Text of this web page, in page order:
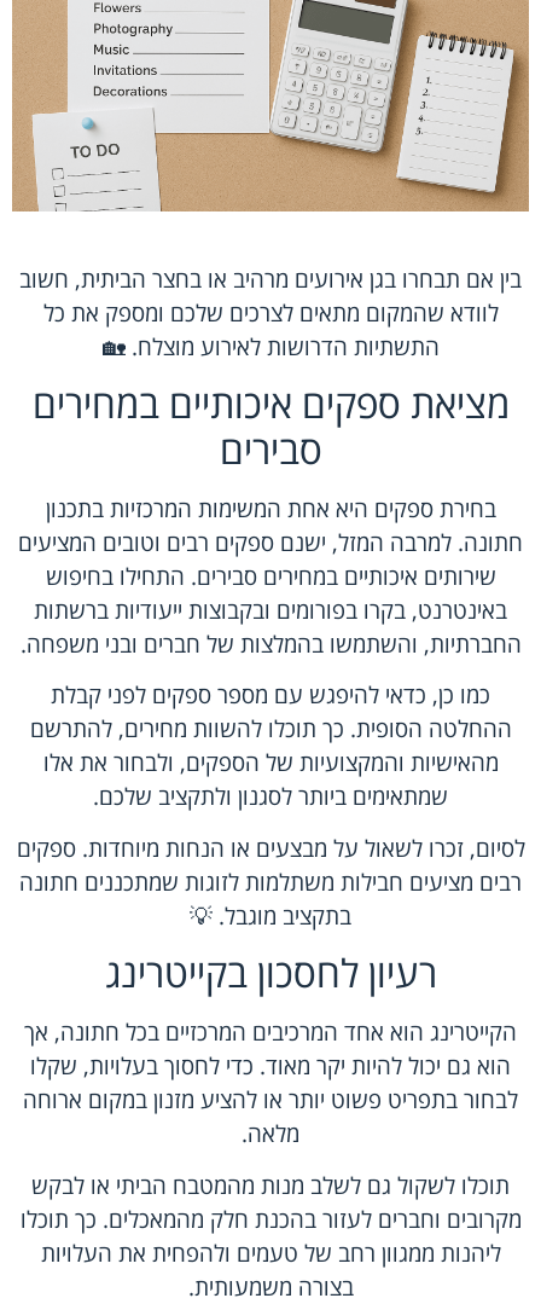
בין אם תבחרו בגן אירועים מרהיב או בחצר הביתית, חשוב
לוודא שהמקום מתאים לצרכים שלכם ומספק את כל
התשתיות הדרושות לאירוע מוצלח. 🏡
מציאת ספקים איכותיים במחירים
סבירים
בחירת ספקים היא אחת המשימות המרכזיות בתכנון
חתונה. למרבה המזל, ישנם ספקים רבים וטובים המציעים
שירותים איכותיים במחירים סבירים. התחילו בחיפוש
באינטרנט, בקרו בפורומים ובקבוצות ייעודיות ברשתות
החברתיות, והשתמשו בהמלצות של חברים ובני משפחה.
כמו כן, כדאי להיפגש עם מספר ספקים לפני קבלת
ההחלטה הסופית. כך תוכלו להשוות מחירים, להתרשם
מהאישיות והמקצועיות של הספקים, ולבחור את אלו
שמתאימים ביותר לסגנון ולתקציב שלכם.
לסיום, זכרו לשאול על מבצעים או הנחות מיוחדות. ספקים
רבים מציעים חבילות משתלמות לזוגות שמתכננים חתונה
בתקציב מוגבל. 💡
רעיון לחסכון בקייטרינג
הקייטרינג הוא אחד המרכיבים המרכזיים בכל חתונה, אך
הוא גם יכול להיות יקר מאוד. כדי לחסוך בעלויות, שקלו
לבחור בתפריט פשוט יותר או להציע מזנון במקום ארוחה
מלאה.
תוכלו לשקול גם לשלב מנות מהמטבח הביתי או לבקש
מקרובים וחברים לעזור בהכנת חלק מהמאכלים. כך תוכלו
ליהנות ממגוון רחב של טעמים ולהפחית את העלויות
בצורה משמעותית.